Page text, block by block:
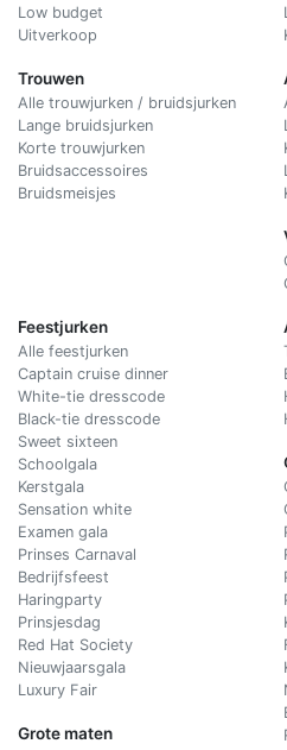
Low budget
Uitverkoop
Trouwen
Alle trouwjurken / bruidsjurken
Lange bruidsjurken
Korte trouwjurken
Bruidsaccessoires
Bruidsmeisjes
Feestjurken
Alle feestjurken
Captain cruise dinner
White-tie dresscode
Black-tie dresscode
Sweet sixteen
Schoolgala
Kerstgala
Sensation white
Examen gala
Prinses Carnaval
Bedrijfsfeest
Haringparty
Prinsjesdag
Red Hat Society
Nieuwjaarsgala
Luxury Fair
Grote maten